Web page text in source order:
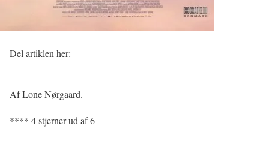
Del artiklen her:
Af Lone Nørgaard.
**** 4 stjerner ud af 6
——————————————————————————